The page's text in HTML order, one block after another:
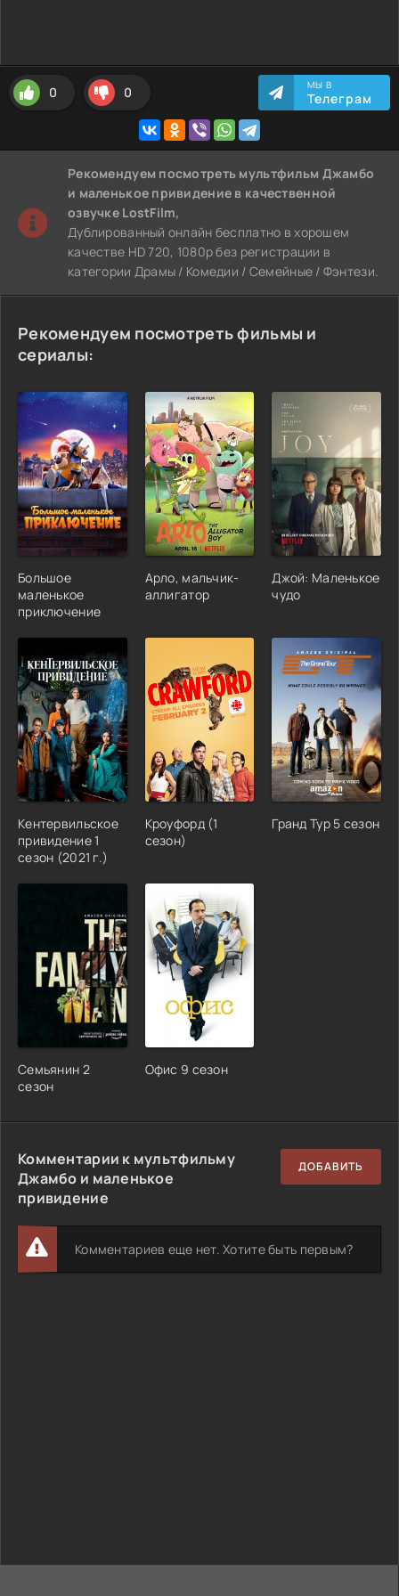
0 0 МЫ В
Телеграм
Рекомендуем посмотреть мультфильм Джамбо
и маленькое привидение в качественной
озвучке LostFilm,
Дублированный онлайн бесплатно в хорошем
качестве HD 720, 1080p без регистрации в
категории Драмы / Комедии / Семейные / Фэнтези.
Рекомендуем посмотреть фильмы и
сериалы:
Большое
маленькое
приключение
Арло, мальчик-
аллигатор
Джой: Маленькое
чудо
Кентервильское
привидение 1
сезон (2021 г.)
Кроуфорд (1
сезон)
Гранд Тур 5 сезон
Семьянин 2
сезон
Офис 9 сезон
Комментарии к мультфильму
Джамбо и маленькое
привидение
ДОБАВИТЬ
Комментариев еще нет. Хотите быть первым?